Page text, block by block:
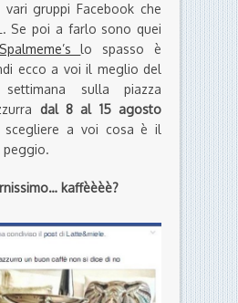
vari gruppi Facebook che
Se poi a farlo sono quei
Spalmeme’slo spasso è
ecco a voi il meglio del
sulla piazza
dal 8 al 15 agosto
scegliere a voi cosa è il
peggio.
kaffèèèè?